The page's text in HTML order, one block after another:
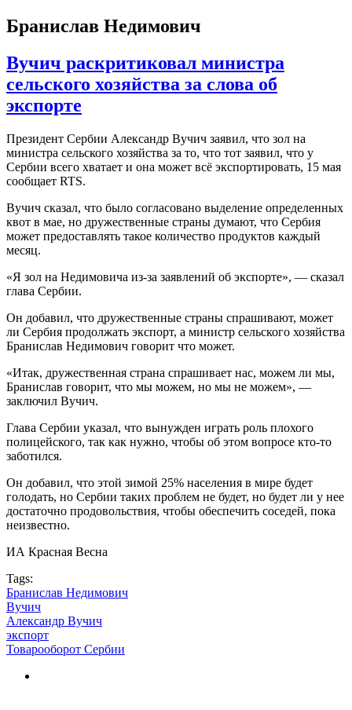
Бранислав Недимович
Вучич раскритиковал министра
сельского хозяйства за слова об
экспорте
Президент Сербии Александр Вучич заявил, что зол на
министра сельского хозяйства за то, что тот заявил, что у
Сербии всего хватает и она может всё экспортировать, 15 мая
сообщает RTS.
Вучич сказал, что было согласовано выделение определенных
квот в мае, но дружественные страны думают, что Сербия
может предоставлять такое количество продуктов каждый
месяц.
«Я зол на Недимовича из-за заявлений об экспорте», — сказал
глава Сербии.
Он добавил, что дружественные страны спрашивают, может
ли Сербия продолжать экспорт, а министр сельского хозяйства
Бранислав Недимович говорит что может.
«Итак, дружественная страна спрашивает нас, можем ли мы,
Бранислав говорит, что мы можем, но мы не можем», —
заключил Вучич.
Глава Сербии указал, что вынужден играть роль плохого
полицейского, так как нужно, чтобы об этом вопросе кто-то
заботился.
Он добавил, что этой зимой 25% населения в мире будет
голодать, но Сербии таких проблем не будет, но будет ли у нее
достаточно продовольствия, чтобы обеспечить соседей, пока
неизвестно.
ИА Красная Весна
Tags:
Бранислав Недимович
Вучич
Александр Вучич
экспорт
Товарооборот Сербии